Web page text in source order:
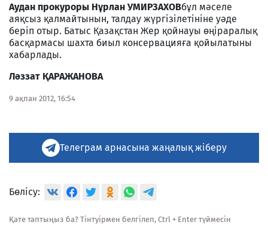
Аудан прокуроры Нұрлан УМИРЗАХОВбұл мәселе
аяқсыз қалмайтынын, талдау жүргізілетініне уәде
беріп отыр. Батыс Қазақстан Жер қойнауы өңіраралық
басқармасы шахта биыл консервацияға қойылатыны
хабарлады.
Ләззат ҚАРАЖАНОВА
9 ақпан 2012, 16:54
Телеграм арнасына жаңалық жіберу
Бөлісу:
Қате таптыңыз ба? Тінтуірмен белгілеп, Ctrl + Enter түймесін